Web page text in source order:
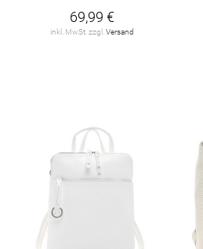
69,99 €
inkl. MwSt. zzgl. Versand